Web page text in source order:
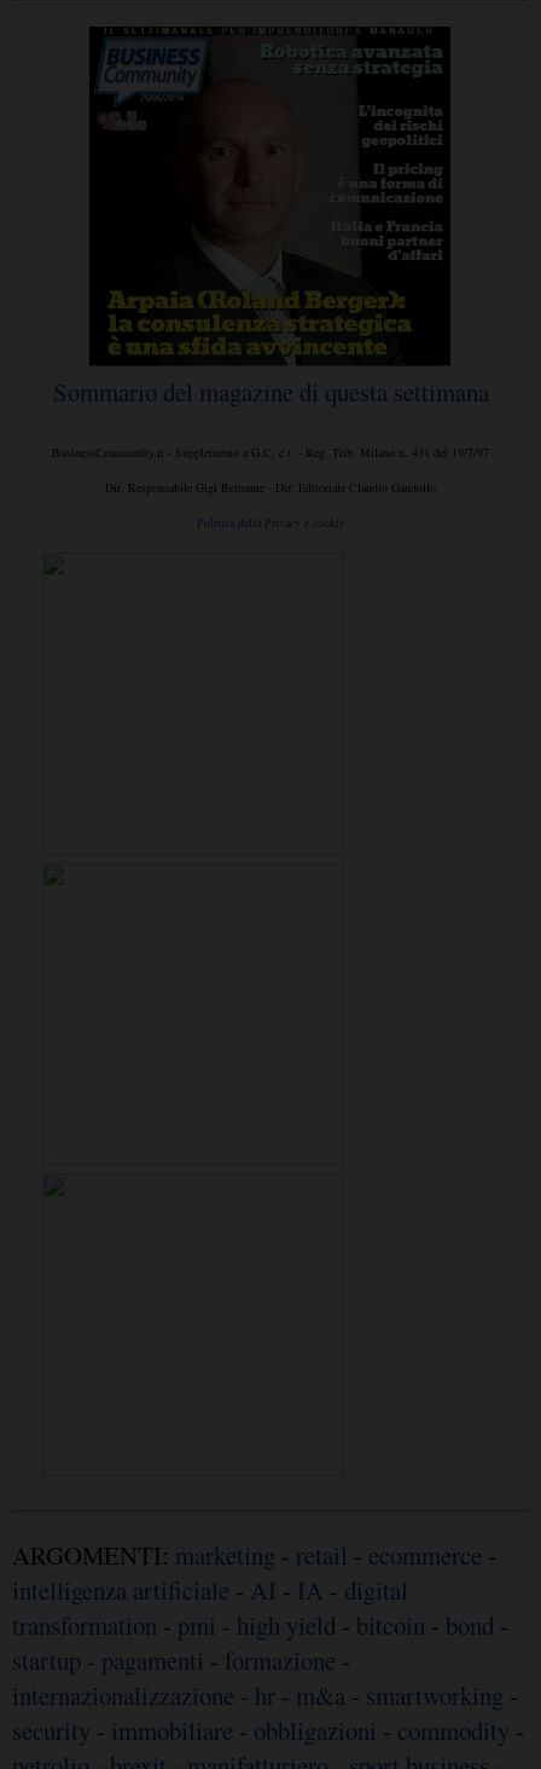
Sommario del magazine di questa settimana
BusinessCommunity.it - Supplemento a G.C. e t. - Reg. Trib. Milano n. 431 del 19/7/97
Dir. Responsabile Gigi Beltrame - Dir. Editoriale Claudio Gandolfo
Politica della Privacy e cookie
ARGOMENTI: marketing - retail - ecommerce -
intelligenza artificiale - AI - IA - digital
transformation - pmi - high yield - bitcoin - bond -
startup - pagamenti - formazione -
internazionalizzazione - hr - m&a - smartworking -
security - immobiliare - obbligazioni - commodity -